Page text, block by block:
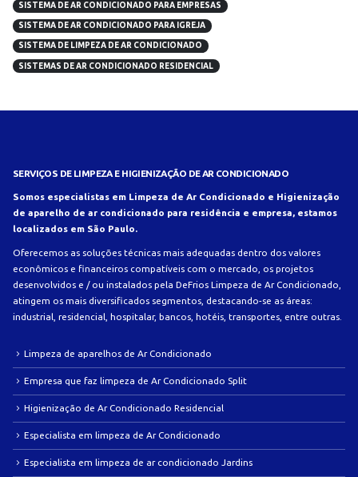
SISTEMA DE AR CONDICIONADO PARA EMPRESAS
SISTEMA DE AR CONDICIONADO PARA IGREJA
SISTEMA DE LIMPEZA DE AR CONDICIONADO
SISTEMAS DE AR CONDICIONADO RESIDENCIAL
SERVIÇOS DE LIMPEZA E HIGIENIZAÇÃO DE AR CONDICIONADO
Somos especialistas em Limpeza de Ar Condicionado e Higienização
de aparelho de ar condicionado para residência e empresa, estamos
localizados em São Paulo.
Oferecemos as soluções técnicas mais adequadas dentro dos valores
econômicos e financeiros compatíveis com o mercado, os projetos
desenvolvidos e / ou instalados pela DeFrios Limpeza de Ar Condicionado,
atingem os mais diversificados segmentos, destacando-se as áreas:
industrial, residencial, hospitalar, bancos, hotéis, transportes, entre outras.
Limpeza de aparelhos de Ar Condicionado
Empresa que faz limpeza de Ar Condicionado Split
Higienização de Ar Condicionado Residencial
Especialista em limpeza de Ar Condicionado
Especialista em limpeza de ar condicionado Jardins